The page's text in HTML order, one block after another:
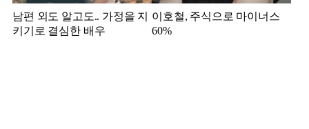
남편 외도 알고도.. 가정을 지
키기로 결심한 배우
이호철, 주식으로 마이너스
60%